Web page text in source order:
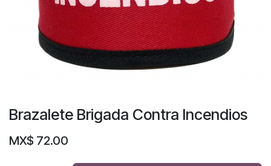
Brazalete Brigada Contra Incendios
MX$ 72.00